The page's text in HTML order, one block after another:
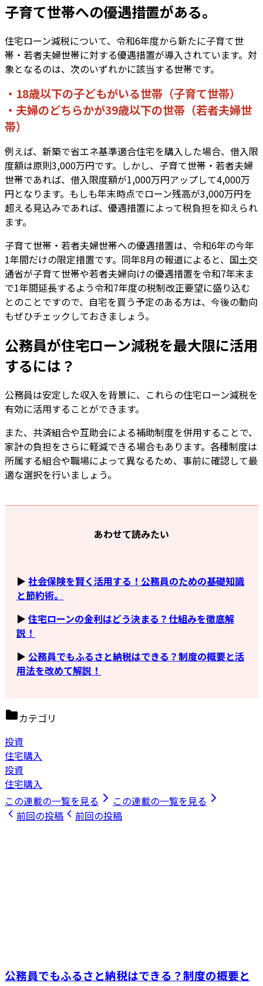
子育て世帯への優遇措置がある。
住宅ローン減税について、令和6年度から新たに子育て世
帯・若者夫婦世帯に対する優遇措置が導入されています。対
象となるのは、次のいずれかに該当する世帯です。
・18歳以下の子どもがいる世帯（子育て世帯）
・夫婦のどちらかが39歳以下の世帯（若者夫婦世
帯）
例えば、新築で省エネ基準適合住宅を購入した場合、借入限
度額は原則3,000万円です。しかし、子育て世帯・若者夫婦
世帯であれば、借入限度額が1,000万円アップして4,000万
円となります。もしも年末時点でローン残高が3,000万円を
超える見込みであれば、優遇措置によって税負担を抑えられ
ます。
子育て世帯・若者夫婦世帯への優遇措置は、令和6年の今年
1年間だけの限定措置です。同年8月の報道によると、国土交
通省が子育て世帯や若者夫婦向けの優遇措置を令和7年末ま
で1年間延長するよう令和7年度の税制改正要望に盛り込む
とのことですので、自宅を買う予定のある方は、今後の動向
もぜひチェックしておきましょう。
公務員が住宅ローン減税を最大限に活用
するには？
公務員は安定した収入を背景に、これらの住宅ローン減税を
有効に活用することができます。
また、共済組合や互助会による補助制度を併用することで、
家計の負担をさらに軽減できる場合もあります。各種制度は
所属する組合や職場によって異なるため、事前に確認して最
適な選択を行いましょう。
あわせて読みたい
▶ 社会保険を賢く活用する！公務員のための基礎知識
と節約術。
▶ 住宅ローンの金利はどう決まる？仕組みを徹底解
説！
▶ 公務員でもふるさと納税はできる？制度の概要と活
用法を改めて解説！
カテゴリ
投資
住宅購入
投資
住宅購入
この連載の一覧を見る
この連載の一覧を見る
前回の投稿
前回の投稿
公務員でもふるさと納税はできる？制度の概要と